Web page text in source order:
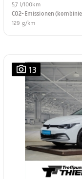
5,7 l/100km
CO2-Emissionen
129 g/km
13